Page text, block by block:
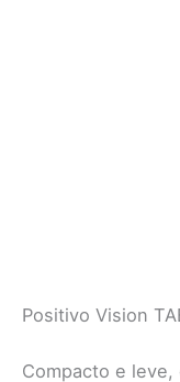
Positivo Vision
Compacto e leve,